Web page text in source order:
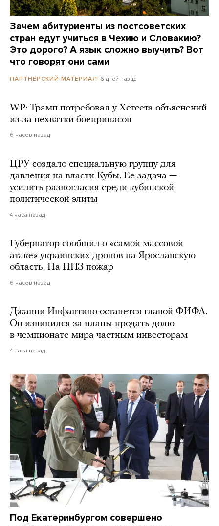
Зачем абитуриенты из постсоветских
стран едут учиться в Чехию и Словакию?
Это дорого? А язык сложно выучить? Вот
что говорят они сами
ПАРТНЕРСКИЙ МАТЕРИАЛ 6 дней назад
WP: Трамп потребовал у Хегсета объяснений
из-за нехватки боеприпасов
6 часов назад
ЦРУ создало специальную группу для
давления на власти Кубы. Ее задача —
усилить разногласия среди кубинской
политической элиты
4 часа назад
Губернатор сообщил о «самой массовой
атаке» украинских дронов на Ярославскую
область. На НПЗ пожар
6 часов назад
Джанни Инфантино останется главой ФИФА.
Он извинился за планы продать долю
в чемпионате мира частным инвесторам
4 часа назад
Под Екатеринбургом совершено